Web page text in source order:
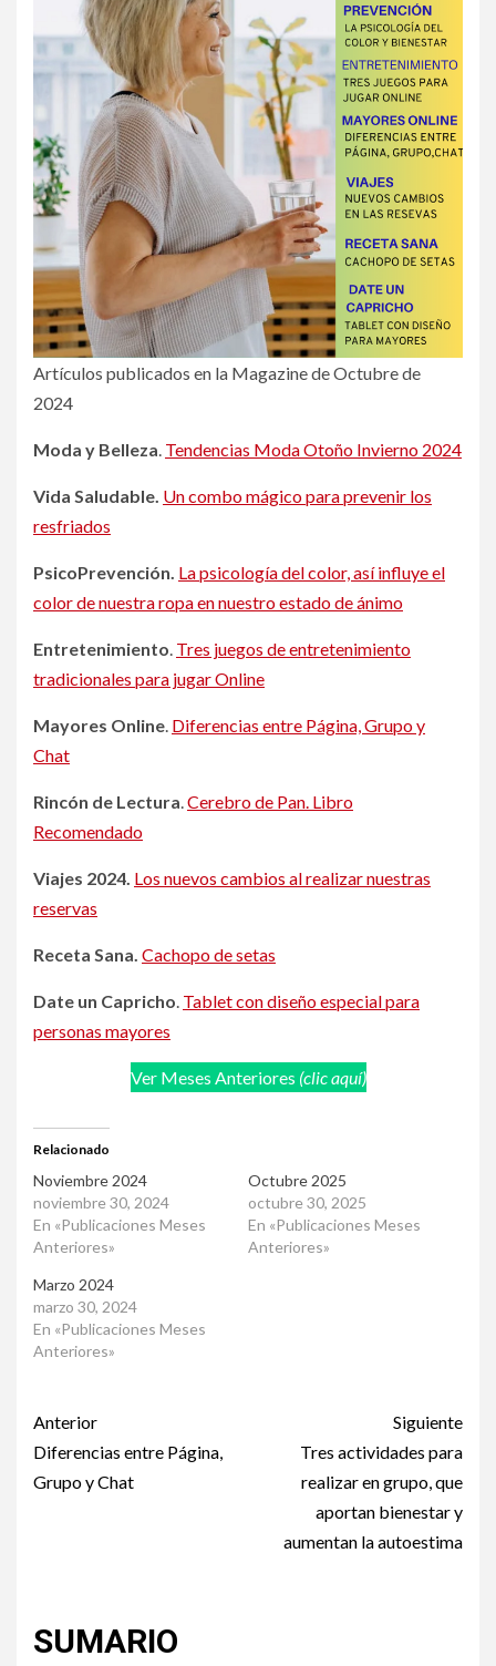
Artículos publicados en la Magazine de Octubre de
2024
Moda y Belleza Tendencias Moda Otoño Invierno 2024
Vida Saludable. Un combo mágico para prevenir los
resfriados
PsicoPrevención. La psicología del color, así influye el
color de nuestra ropa en nuestro estado de ánimo
Entretenimiento Tres juegos de entretenimiento
tradicionales para jugar Online
Mayores Online Diferencias entre Página, Grupo y
Chat
Rincón de Lectura Cerebro de Pan. Libro
Recomendado
Viajes 2024. Los nuevos cambios al realizar nuestras
reservas
Receta Sana. Cachopo de setas
Date un Capricho Tablet con diseño especial para
personas mayores
Ver Meses Anteriores (clic aquí)
Relacionado
Noviembre 2024
noviembre 30, 2024
En «Publicaciones Meses
Anteriores»
Octubre 2025
octubre 30, 2025
En «Publicaciones Meses
Anteriores»
Marzo 2024
marzo 30, 2024
En «Publicaciones Meses
Anteriores»
Post
navigation
Anterior
Diferencias entre Página,
Grupo y Chat
Siguiente
Tres actividades para
realizar en grupo, que
aportan bienestar y
aumentan la autoestima
SUMARIO